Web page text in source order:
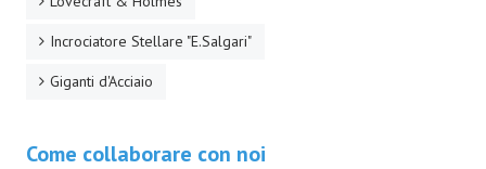
#KM0
E-BOOK & WEBCOMICS
Incrociatore Stellare "E.Salgari"
Giganti d'Acciaio
Come collaborare con noi